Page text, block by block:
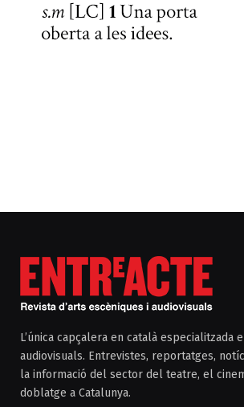
L’única capçalera en català especialitzada
audiovisuals. Entrevistes, reportatges,
la informació del sector del teatre, el
doblatge a Catalunya.